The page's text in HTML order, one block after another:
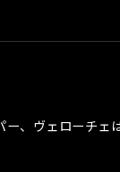
、ヴェローチェ